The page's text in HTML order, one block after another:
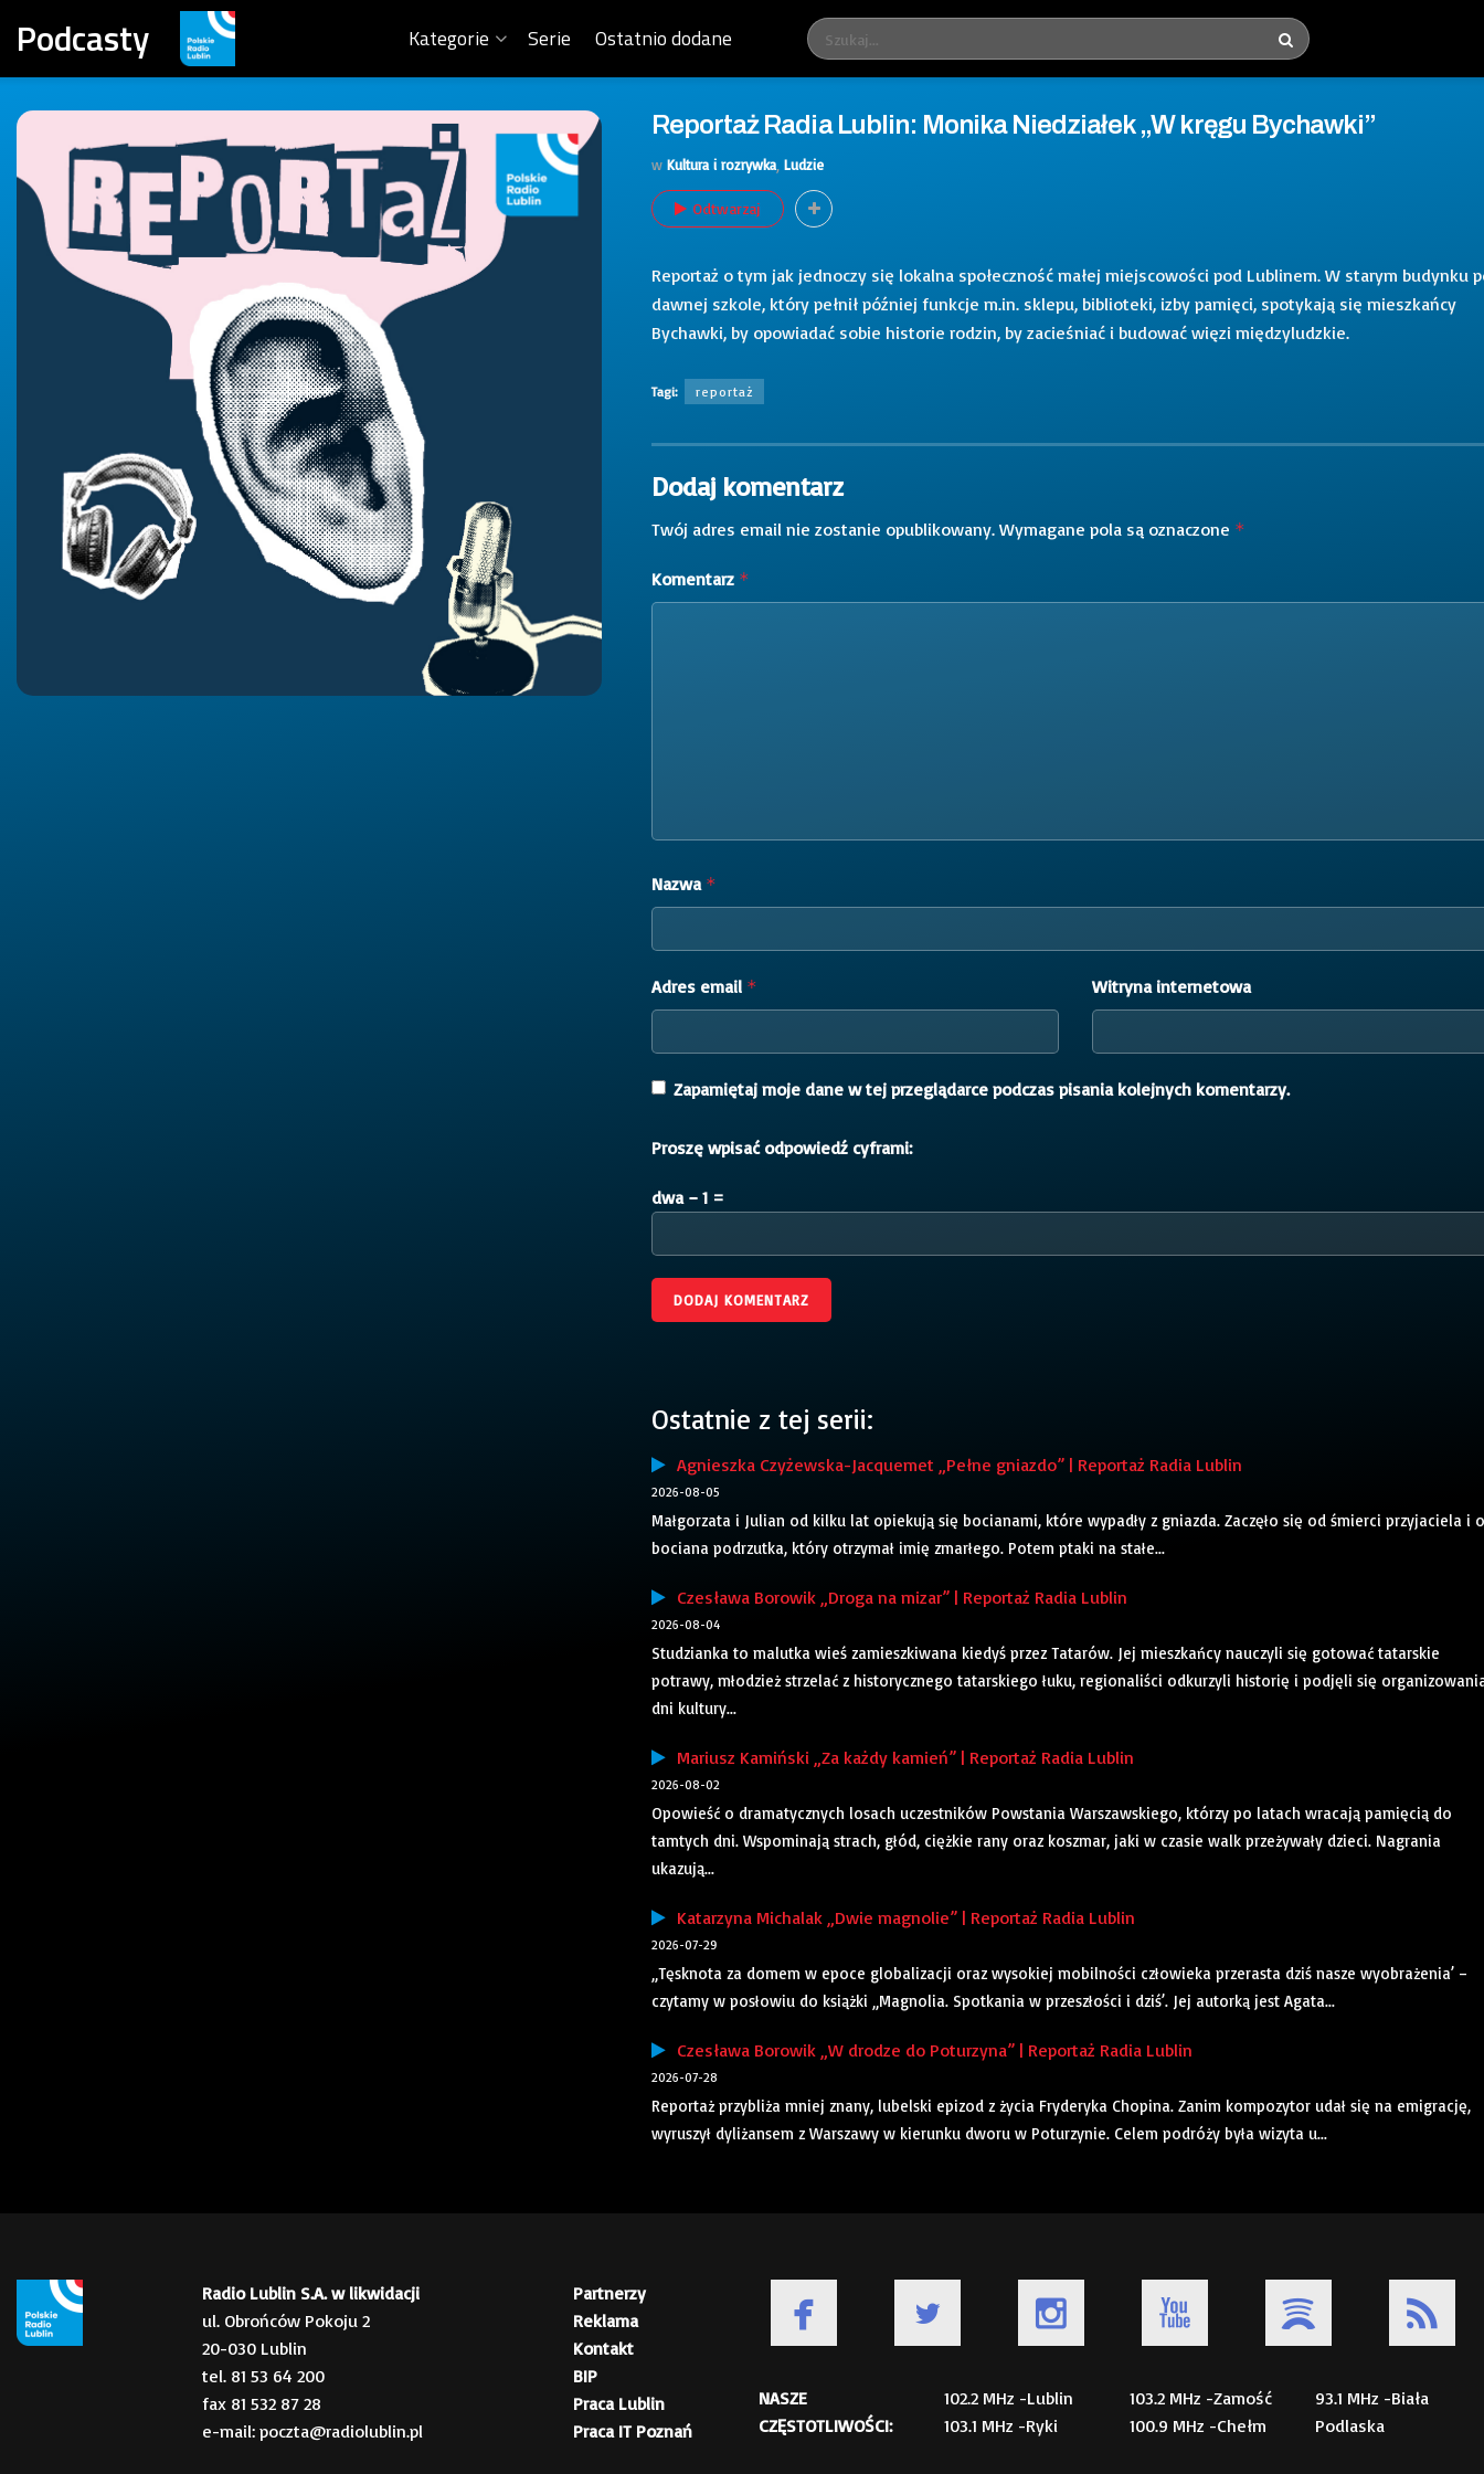
Podcasty Kategorie Serie Ostatnio dodane
Reportaż Radia Lublin: Monika Niedziałek „W kręgu Bychawki”
w Kultura i rozrywka Ludzie
Odtwarzaj
Reportaż o tym jak jednoczy się lokalna społeczność małej miejscowości pod Lublinem. W starym budynku
dawnej szkole, który pełnił później funkcje m.in. sklepu, biblioteki, izby pamięci, spotykają się mieszkańcy
Bychawki, by opowiadać sobie historie rodzin, by zacieśniać i budować więzi międzyludzkie.
Tagi: reportaż
Dodaj komentarz
Twój adres email nie zostanie opublikowany. Wymagane pola są oznaczone *
Komentarz *
Nazwa *
Adres email * Witryna internetowa
Zapamiętaj moje dane w tej przeglądarce podczas pisania kolejnych komentarzy.
Proszę wpisać odpowiedź cyframi:
dwa − 1 =
Ostatnie z tej serii:
Agnieszka Czyżewska-Jacquemet „Pełne gniazdo” | Reportaż Radia Lublin
2026-08-05
Małgorzata i Julian od kilku lat opiekują się bocianami, które wypadły z gniazda. Zaczęło się od śmierci przyjaciela i
bociana podrzutka, który otrzymał imię zmarłego. Potem ptaki na stałe...
Czesława Borowik „Droga na mizar” | Reportaż Radia Lublin
2026-08-04
Studzianka to malutka wieś zamieszkiwana kiedyś przez Tatarów. Jej mieszkańcy nauczyli się gotować tatarskie
potrawy, młodzież strzelać z historycznego tatarskiego łuku, regionaliści odkurzyli historię i podjęli się
dni kultury...
Mariusz Kamiński „Za każdy kamień” | Reportaż Radia Lublin
2026-08-02
Opowieść o dramatycznych losach uczestników Powstania Warszawskiego, którzy po latach wracają pamięcią do
tamtych dni. Wspominają strach, głód, ciężkie rany oraz koszmar, jaki w czasie walk przeżywały dzieci. Nagrania
ukazują...
Katarzyna Michalak „Dwie magnolie” | Reportaż Radia Lublin
2026-07-29
„Tęsknota za domem w epoce globalizacji oraz wysokiej mobilności człowieka przerasta dziś nasze wyobrażenia’ –
czytamy w posłowiu do książki „Magnolia. Spotkania w przeszłości i dziś’. Jej autorką jest Agata...
Czesława Borowik „W drodze do Poturzyna” | Reportaż Radia Lublin
2026-07-28
Reportaż przybliża mniej znany, lubelski epizod z życia Fryderyka Chopina. Zanim kompozytor udał się na emigrację,
wyruszył dyliżansem z Warszawy w kierunku dworu w Poturzynie. Celem podróży była wizyta u...
Radio Lublin S.A. w likwidacji
ul. Obrońców Pokoju 2
20-030 Lublin
tel. 81 53 64 200
fax 81 532 87 28
e-mail: poczta@radiolublin.pl
Partnerzy
Reklama
Kontakt
BIP
Praca Lublin
Praca IT Poznań
NASZE
CZĘSTOTLIWOŚCI:
102.2 MHz -Lublin
103.1 MHz -Ryki
103.2 MHz -Zamość
100.9 MHz -Chełm
93.1 MHz -Biała
Podlaska